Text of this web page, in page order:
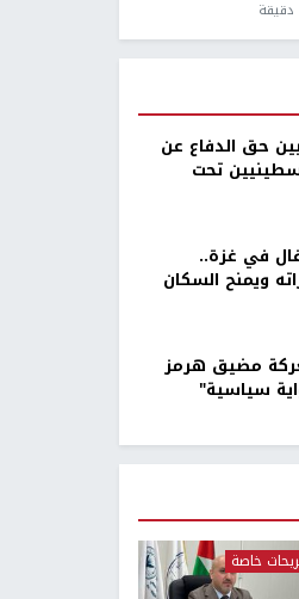
حق الدفاع عن
تحت
في غزة..
ويمنح السكان
مضيق هرمز
سياسية"
خاصة